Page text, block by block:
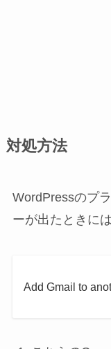
対処方法
WordPressのプ
ーが出たときに
Add Gmail to